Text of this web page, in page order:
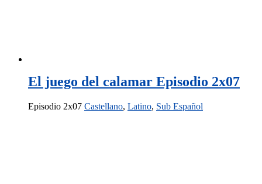
El juego del calamar Episodio 2x07
Episodio 2x07 Castellano, Latino, Sub Español